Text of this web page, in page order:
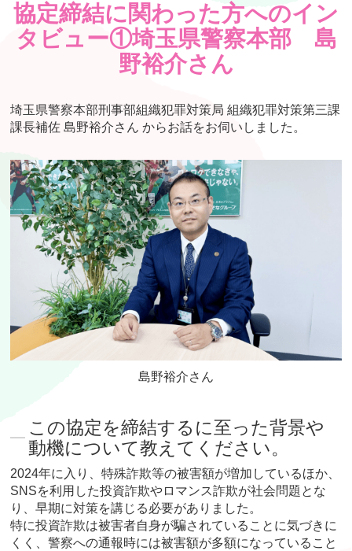
協定締結に関わった方へのイン
タビュー①埼玉県警察本部 島
野裕介さん
埼玉県警察本部刑事部組織犯罪対策局 組織犯罪対策第三課
課長補佐 島野裕介さん からお話をお伺いしました。
島野裕介さん
この協定を締結するに至った背景や
動機について教えてください。
2024年に入り、特殊詐欺等の被害額が増加しているほか、
SNSを利用した投資詐欺やロマンス詐欺が社会問題とな
り、早期に対策を講じる必要がありました。
特に投資詐欺は被害者自身が騙されていることに気づきに
くく、警察への通報時には被害額が多額になっていること